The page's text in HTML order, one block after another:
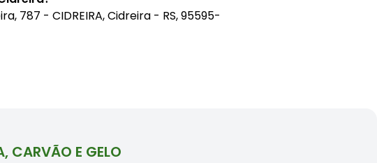
787 - CIDREIRA, Cidreira - RS, 95595-
E GELO